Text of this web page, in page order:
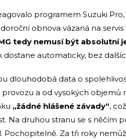
programem Suzuki
obnova vázaná na servis
tedy nemusí být absolutní
dostane automaticky, bez
dlouhodobá data o
a od vysokých objemů
„žádné hlášené závady“,
Na druhou stranu se s něčím
Pochopitelně. Za tři roky